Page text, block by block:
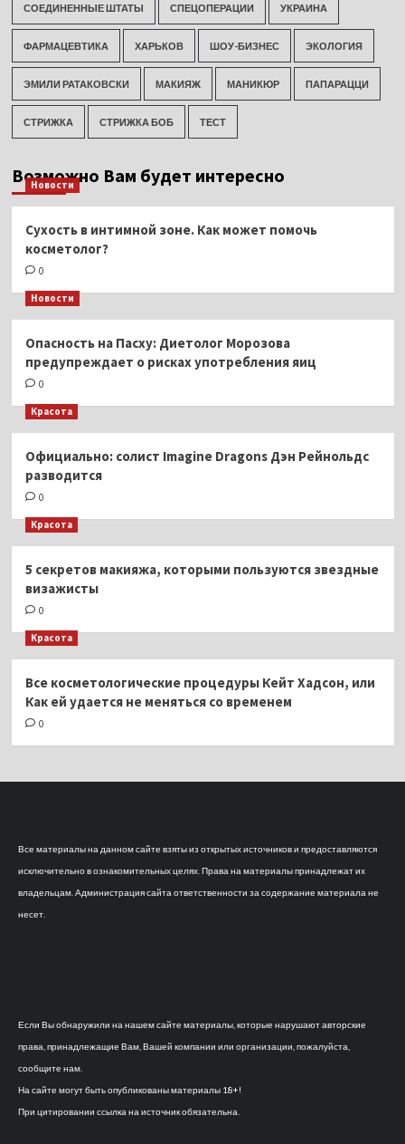
СОЕДИНЕННЫЕ ШТАТЫ СПЕЦОПЕРАЦИИ УКРАИНА
ФАРМАЦЕВТИКА ХАРЬКОВ ШОУ-БИЗНЕС ЭКОЛОГИЯ
ЭМИЛИ РАТАКОВСКИ МАКИЯЖ МАНИКЮР ПАПАРАЦЦИ
СТРИЖКА СТРИЖКА БОБ ТЕСТ
Возможно Вам будет интересно
Новости
Сухость в интимной зоне. Как может помочь
косметолог?
0
Новости
Опасность на Пасху: Диетолог Морозова
предупреждает о рисках употребления яиц
0
Красота
Официально: солист Imagine Dragons Дэн Рейнольдс
разводится
0
Красота
5 секретов макияжа, которыми пользуются звездные
визажисты
0
Красота
Все косметологические процедуры Кейт Хадсон, или
Как ей удается не меняться со временем
0
Все материалы на данном сайте взяты из открытых источников и предоставляются
исключительно в ознакомительных целях. Права на материалы принадлежат их
владельцам. Администрация сайта ответственности за содержание материала не
несет.
Если Вы обнаружили на нашем сайте материалы, которые нарушают авторские
права, принадлежащие Вам, Вашей компании или организации, пожалуйста,
сообщите нам.
На сайте могут быть опубликованы материалы 18+!
При цитировании ссылка на источник обязательна.